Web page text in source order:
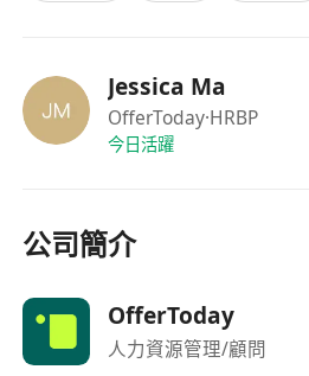
同理心及傾聽能力。
我們提供：
極具競爭力的薪酬：工資 + 績
假福利、雙休；
人脈的積累：對接企業，客戶
負責人、業務負責人等管理層
企業的文化：崇尚技術、自
簡單單。安安靜靜地幹點狠事。
Jessica Ma
OfferToday·HRBP
今日活躍
公司簡介
OfferToday
人力資源管理/顧問